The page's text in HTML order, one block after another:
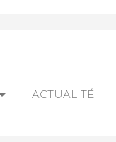
ACTUALITÉ